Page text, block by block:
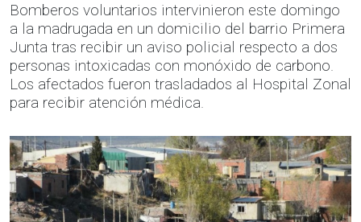
Bomberos voluntarios intervinieron este domingo
a la madrugada en un domicilio del barrio Primera
Junta tras recibir un aviso policial respecto a dos
personas intoxicadas con monóxido de carbono.
Los afectados fueron trasladados al Hospital Zonal
para recibir atención médica.